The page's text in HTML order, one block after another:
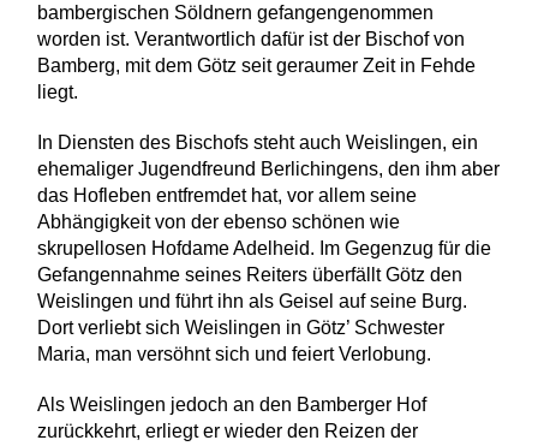
bambergischen Söldnern gefangengenommen
worden ist. Verantwortlich dafür ist der Bischof von
Bamberg, mit dem Götz seit geraumer Zeit in Fehde
liegt.
In Diensten des Bischofs steht auch Weislingen, ein
ehemaliger Jugendfreund Berlichingens, den ihm aber
das Hofleben entfremdet hat, vor allem seine
Abhängigkeit von der ebenso schönen wie
skrupellosen Hofdame Adelheid. Im Gegenzug für die
Gefangennahme seines Reiters überfällt Götz den
Weislingen und führt ihn als Geisel auf seine Burg.
Dort verliebt sich Weislingen in Götz’ Schwester
Maria, man versöhnt sich und feiert Verlobung.
Als Weislingen jedoch an den Bamberger Hof
zurückkehrt, erliegt er wieder den Reizen der